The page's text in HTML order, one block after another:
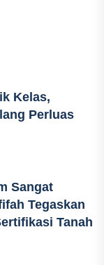
Kelas,
Perluas
Sangat
Tegaskan
Tanah